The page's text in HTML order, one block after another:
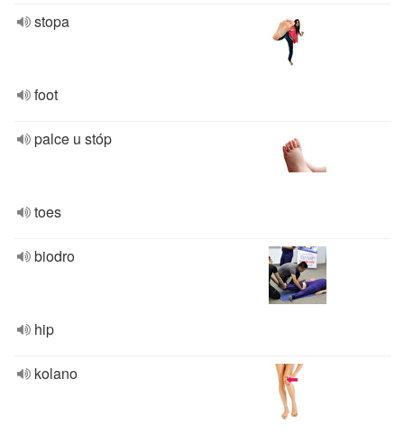
stopa
foot
palce u stóp
toes
biodro
hip
kolano